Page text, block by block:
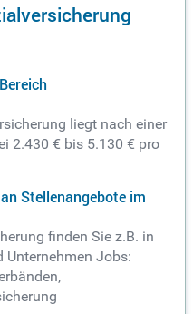
liegt nach einer
2.430 € bis 5.130 € pro
Stellenangebote im
finden Sie z.B. in
Unternehmen Jobs: